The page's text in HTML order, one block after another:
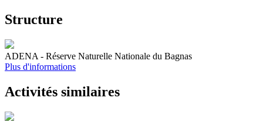
Structure
ADENA - Réserve Naturelle Nationale du Bagnas
Plus d'informations
Activités similaires